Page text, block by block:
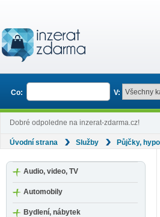
Co: V:
Dobré odpoledne na inzerat-zdarma.cz!
Úvodní strana Služby Půjčky,
Audio, video, TV
Automobily
Bydlení, nábytek